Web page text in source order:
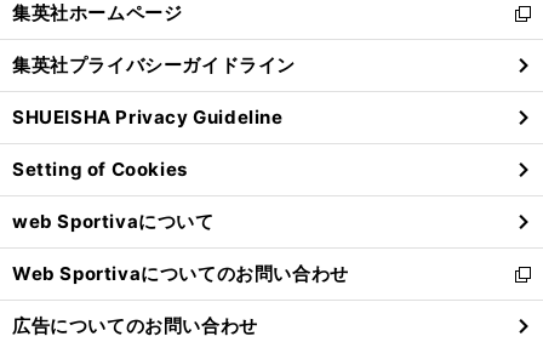
閉
る
集英社ホームページ
新
し
い
ウ
ィ
ン
ド
ウ
で
開
く
集英社プライバシーガイドライン
SHUEISHA Privacy Guideline
Setting of Cookies
web Sportivaについて
Web Sportivaについてのお問い合わせ
新
し
い
広告についてのお問い合わせ